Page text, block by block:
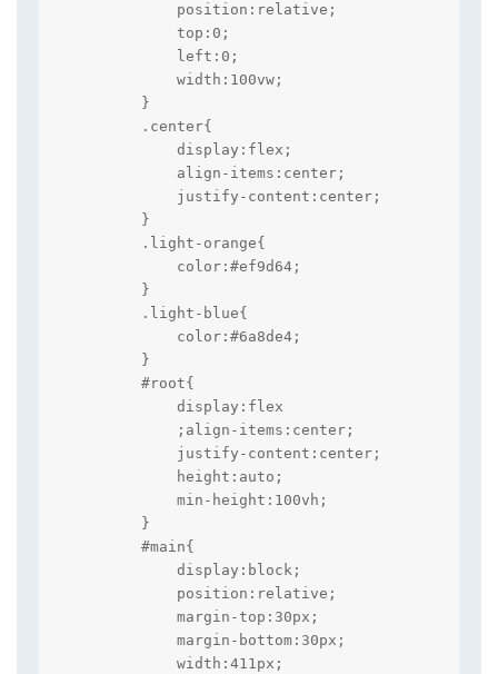
            position:relative;
            top:0;
            left:0;
            width:100vw;
        }
        .center{
            display:flex;
            align-items:center;
            justify-content:center;
        }
        .light-orange{
            color:#ef9d64;
        }
        .light-blue{
            color:#6a8de4;
        }
        #root{
            display:flex
            ;align-items:center;
            justify-content:center;
            height:auto;
            min-height:100vh;
        }
        #main{
            display:block;
            position:relative;
            margin-top:30px;
            margin-bottom:30px;
            width:411px;